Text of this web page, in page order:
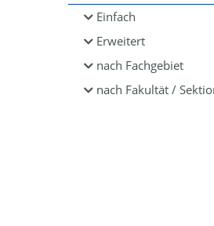
Einfach
Erweitert
nach Fachgebiet
nach Fakultät /